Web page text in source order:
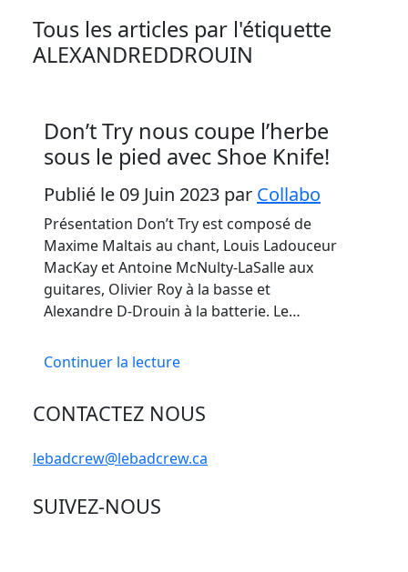
Tous les articles par l'étiquette
ALEXANDREDDROUIN
Don’t Try nous coupe l’herbe
sous le pied avec Shoe Knife!
Publié le 09 Juin 2023 par Collabo
Présentation Don’t Try est composé de
Maxime Maltais au chant, Louis Ladouceur
MacKay et Antoine McNulty-LaSalle aux
guitares, Olivier Roy à la basse et
Alexandre D-Drouin à la batterie. Le…
Continuer la lecture
CONTACTEZ NOUS
lebadcrew@lebadcrew.ca
SUIVEZ-NOUS